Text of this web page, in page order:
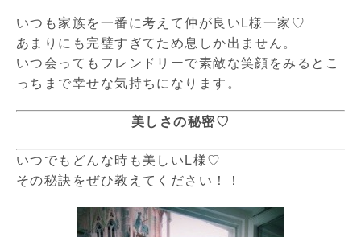
いつも家族を一番に考えて仲が良いL様一家♡
あまりにも完璧すぎてため息しか出ません。
いつ会ってもフレンドリーで素敵な笑顔をみるとこ
っちまで幸せな気持ちになります。
美しさの秘密♡
いつでもどんな時も美しいL様♡
その秘訣をぜひ教えてください！！